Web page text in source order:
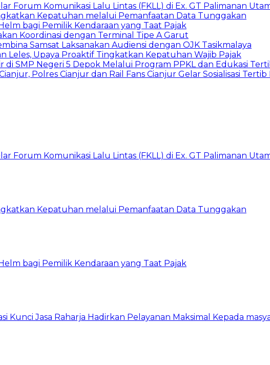
Forum Komunikasi Lalu Lintas (FKLL) di Ex. GT Palimanan
Kepatuhan melalui Pemanfaatan Data Tunggakan
bagi Pemilik Kendaraan yang Taat Pajak
Koordinasi dengan Terminal Tipe A Garut
Samsat Laksanakan Audiensi dengan OJK Tasikmalaya
Leles, Upaya Proaktif Tingkatkan Kepatuhan Wajib Pajak
di SMP Negeri 5 Depok Melalui Program PPKL dan Edukasi
Polres Cianjur dan Rail Fans Cianjur Gelar Sosialisasi
Forum Komunikasi Lalu Lintas (FKLL) di Ex. GT Palimanan
Kepatuhan melalui Pemanfaatan Data Tunggakan
bagi Pemilik Kendaraan yang Taat Pajak
Kunci Jasa Raharja Hadirkan Pelayanan Maksimal Kepada